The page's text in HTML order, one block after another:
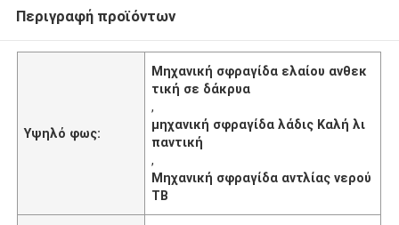
Περιγραφή προϊόντων
Υψηλό φως:
Μηχανική σφραγίδα ελαίου ανθεκ
τική σε δάκρυα
,
μηχανική σφραγίδα λάδις Καλή λι
παντική
,
Μηχανική σφραγίδα αντλίας νερού
TB